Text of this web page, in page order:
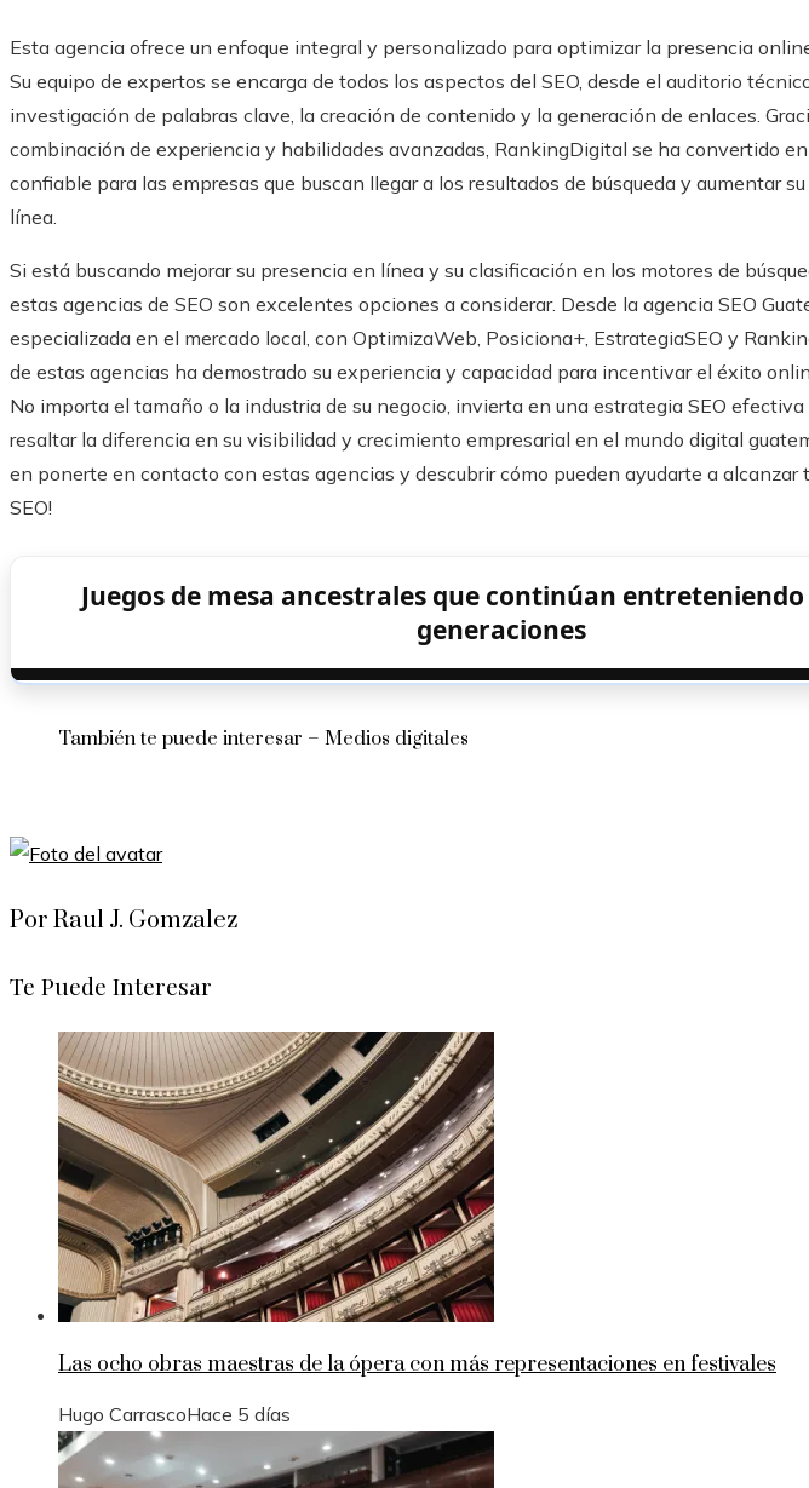
Esta agencia ofrece un enfoque integral y personalizado para optimizar la presencia
Su equipo de expertos se encarga de todos los aspectos del SEO, desde el auditorio
investigación de palabras clave, la creación de contenido y la generación de enlaces.
combinación de experiencia y habilidades avanzadas, RankingDigital se ha convertido
confiable para las empresas que buscan llegar a los resultados de búsqueda y aumentar
línea.
Si está buscando mejorar su presencia en línea y su clasificación en los motores de
estas agencias de SEO son excelentes opciones a considerar. Desde la agencia SEO
especializada en el mercado local, con OptimizaWeb, Posiciona+, EstrategiaSEO y
de estas agencias ha demostrado su experiencia y capacidad para incentivar el éxito
No importa el tamaño o la industria de su negocio, invierta en una estrategia SEO efectiva
resaltar la diferencia en su visibilidad y crecimiento empresarial en el mundo digital
en ponerte en contacto con estas agencias y descubrir cómo pueden ayudarte a alcanzar
SEO!
Juegos de mesa ancestrales que continúan
generaciones
También te puede interesar – Medios digitales
Por Raul J. Gomzalez
Te Puede Interesar
Las ocho obras maestras de la ópera con más representaciones en festivales
Hugo CarrascoHace 5 días